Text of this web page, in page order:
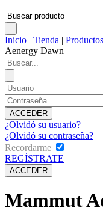
Inicio | Tienda | Productos
Aenergy Dawn
¿Olvidó su usuario?
¿Olvidó su contraseña?
Recordarme
REGÍSTRATE
Mammut